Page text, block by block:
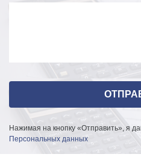
Нажимая на кнопку «Отправить», я
Персональных данных